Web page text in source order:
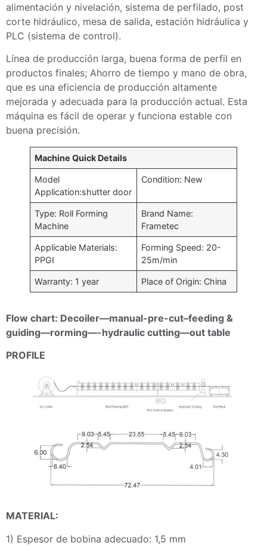
alimentación y nivelación, sistema de perfilado, post
corte hidráulico, mesa de salida, estación hidráulica y
PLC (sistema de control).
Línea de producción larga, buena forma de perfil en
productos finales; Ahorro de tiempo y mano de obra,
que es una eficiencia de producción altamente
mejorada y adecuada para la producción actual. Esta
máquina es fácil de operar y funciona estable con
buena precisión.
Machine Quick Details
Model
Application:shutter door
Condition: New
Type: Roll Forming
Machine
Brand Name:
Frametec
Applicable Materials:
PPGI
Forming Speed: 20-
25m/min
Warranty: 1 year Place of Origin: China
Flow chart: Decoiler—manual-pre-cut–feeding &
guiding—rorming—-hydraulic cutting—out table
PROFILE
MATERIAL:
1) Espesor de bobina adecuado: 1,5 mm